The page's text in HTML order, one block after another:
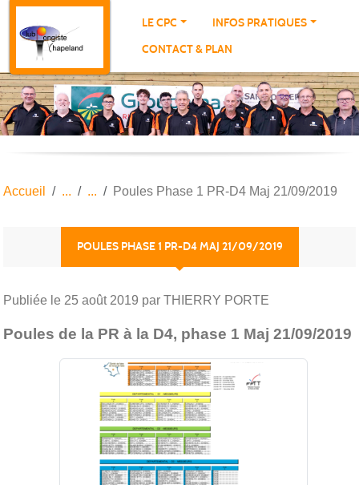
LE CPC
INFOS PRATIQUES
CONTACT & PLAN
Accueil Poules Phase 1 PR-D4 Maj 21/09/2019
POULES PHASE 1 PR-D4 MAJ 21/09/2019
Publiée le 25 août 2019 par THIERRY PORTE
Poules de la PR à la D4, phase 1 Maj 21/09/2019
Panneau de gestion des cookies